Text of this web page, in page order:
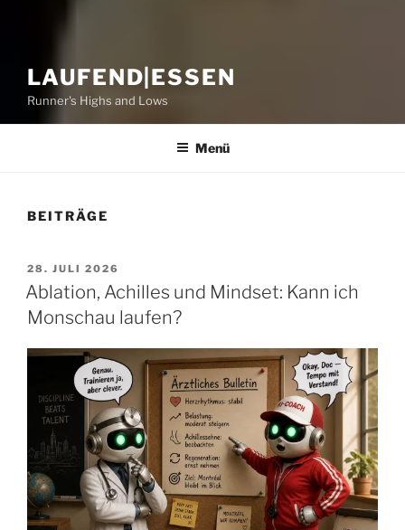
LAUFEND|ESSEN
Runner's Highs and Lows
Menü
BEITRÄGE
VERÖFFENTLICHT
AM
28. JULI 2026
Ablation, Achilles und Mindset: Kann ich
Monschau laufen?